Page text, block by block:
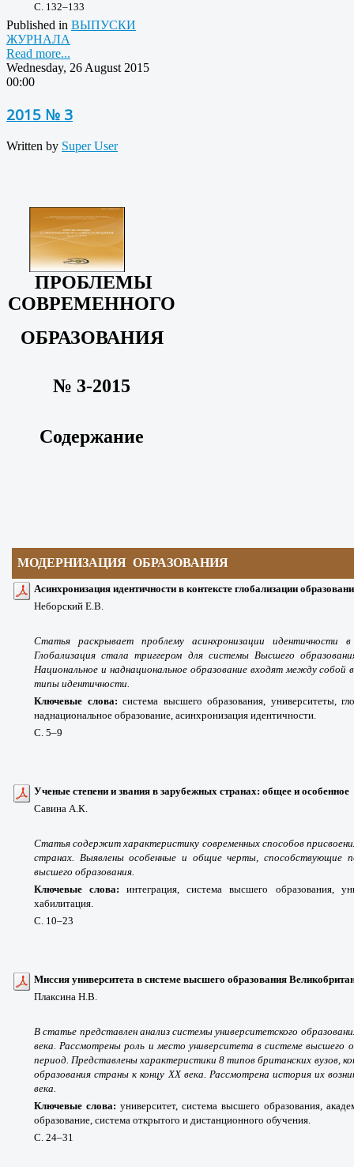
С. 132–133
Published in ВЫПУСКИ
ЖУРНАЛА
Read more...
Wednesday, 26 August 2015
00:00
2015 № 3
Written by Super User
ПРОБЛЕМЫ
СОВРЕМЕННОГО
ОБРАЗОВАНИЯ
№ 3-2015
Содержание
МОДЕРНИЗАЦИЯ ОБРАЗОВАНИЯ
Асинхронизация идентичности в контексте глобализации
Неборский Е.В.
Статья раскрывает проблему асинхронизации идентичности в
Глобализация стала триггером для системы Высшего
Национальное и наднациональное образование входят между
типы идентичности.
Ключевые слова:система высшего образования, университеты,
наднациональное образование, асинхронизация идентичности.
С. 5–9
Ученые степени и звания в зарубежных странах: общее и особенное
Савина А.К.
Статья содержит характеристику современных способов
странах. Выявлены особенные и общие черты, способствующие
высшего образования.
Ключевые слова:интеграция, система высшего образования,
хабилитация.
С. 10–23
Миссия университета в системе высшего образования
Плаксина Н.В.
В статье представлен анализ системы университетского
века. Рассмотрены роль и место университета в системе высшего
период. Представлены характеристики 8 типов британских вузов,
образования страны к концу XX века. Рассмотрена история их
века.
Ключевые слова: университет, система высшего образования,
образование, система открытого и дистанционного обучения.
С. 24–31